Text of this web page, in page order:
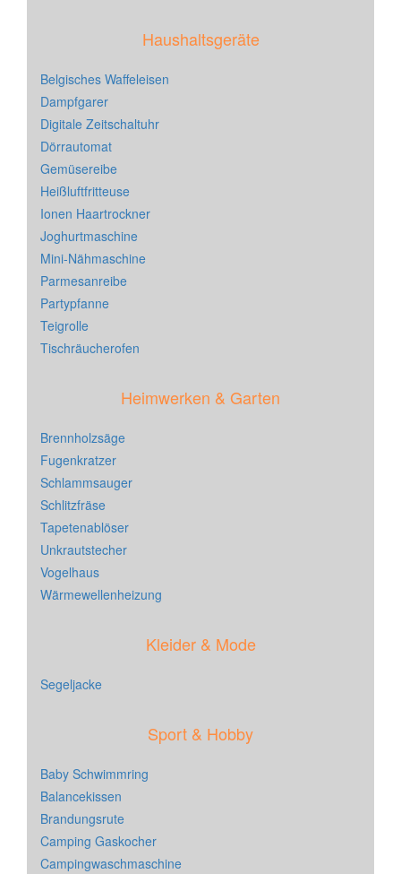
Haushaltsgeräte
Belgisches Waffeleisen
Dampfgarer
Digitale Zeitschaltuhr
Dörrautomat
Gemüsereibe
Heißluftfritteuse
Ionen Haartrockner
Joghurtmaschine
Mini-Nähmaschine
Parmesanreibe
Partypfanne
Teigrolle
Tischräucherofen
Heimwerken & Garten
Brennholzsäge
Fugenkratzer
Schlammsauger
Schlitzfräse
Tapetenablöser
Unkrautstecher
Vogelhaus
Wärmewellenheizung
Kleider & Mode
Segeljacke
Sport & Hobby
Baby Schwimmring
Balancekissen
Brandungsrute
Camping Gaskocher
Campingwaschmaschine